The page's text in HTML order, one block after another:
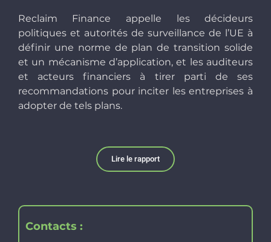
Reclaim Finance appelle les décideurs
politiques et autorités de surveillance de l’UE à
définir une norme de plan de transition solide
et un mécanisme d’application, et les auditeurs
et acteurs financiers à tirer parti de ses
recommandations pour inciter les entreprises à
adopter de tels plans.
Lire le rapport
Contacts :